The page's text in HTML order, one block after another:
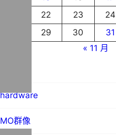
22 23 24
29 30
31
« 11 月
hardware
MO群像